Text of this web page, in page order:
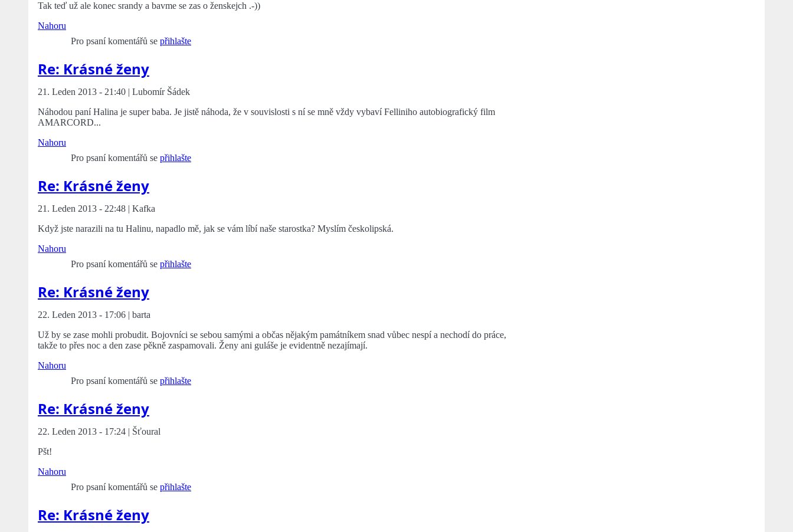
Tak teď už ale konec srandy a bavme se zas o ženskejch .-))
Nahoru
Pro psaní komentářů se přihlašte
Re: Krásné ženy
21. Leden 2013 - 21:40 | Lubomír Šádek
Náhodou paní Halina je super baba. Je jistě náhoda, že v souvislosti s ní se mně vždy vybaví Felliniho autobiografický film
AMARCORD...
Nahoru
Pro psaní komentářů se přihlašte
Re: Krásné ženy
21. Leden 2013 - 22:48 | Kafka
Když jste narazili na tu Halinu, napadlo mě, jak se vám líbí naše starostka? Myslím českolipská.
Nahoru
Pro psaní komentářů se přihlašte
Re: Krásné ženy
22. Leden 2013 - 17:06 | barta
Už by se zase mohli probudit. Bojovníci se sebou samými a občas nějakým památníkem snad vůbec nespí a nechodí do práce,
takže to přes noc a den zase pěkně zaspamovali. Ženy ani guláše je evidentně nezajímají.
Nahoru
Pro psaní komentářů se přihlašte
Re: Krásné ženy
22. Leden 2013 - 17:24 | Šťoural
Pšt!
Nahoru
Pro psaní komentářů se přihlašte
Re: Krásné ženy